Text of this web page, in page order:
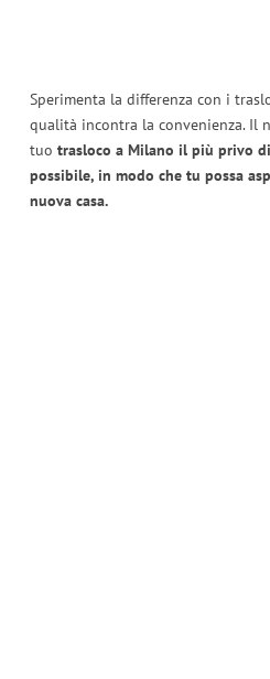
Sperimenta la differenza con i
qualità incontra la convenienza. Il
tuo trasloco a Milano il più privo
possibile, in modo che tu possa
nuova casa.